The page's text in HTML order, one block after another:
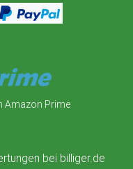
Amazon Prime